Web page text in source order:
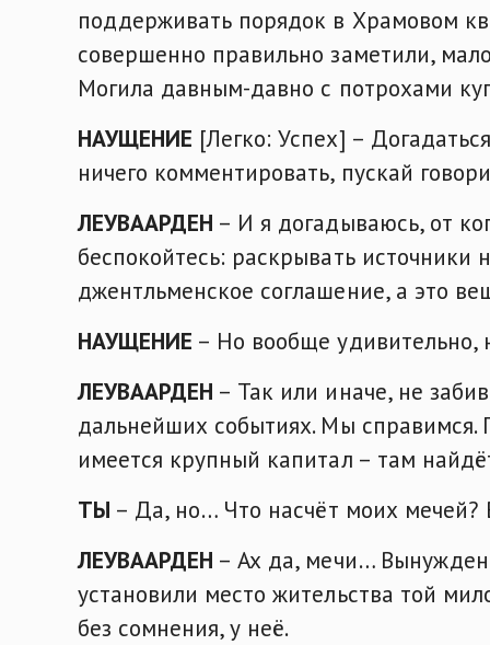
поддерживать порядок в Храмовом
совершенно правильно заметили,
Могила давным-давно с потрохами
НАУЩЕНИЕ [Легко: Успех] –
ничего комментировать, пускай
ЛЕУВААРДЕН – И я догадываюсь, от
беспокойтесь: раскрывать источники
джентльменское соглашение, а это
НАУЩЕНИЕ – Но вообще удивительно,
ЛЕУВААРДЕН – Так или иначе, не
дальнейших событиях. Мы справимся.
имеется крупный капитал – там
ТЫ – Да, но… Что насчёт моих мечей?
ЛЕУВААРДЕН – Ах да, мечи…
установили место жительства той
без сомнения, у неё.